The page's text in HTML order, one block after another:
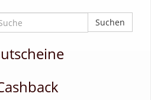
Suchen